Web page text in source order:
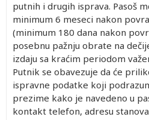
putnih i drugih isprava. Pasoš
minimum 6 meseci nakon
(minimum 180 dana nakon
posebnu pažnju obrate na
izdaju sa kraćim periodom
Putnik se obavezuje da će
ispravne podatke koji
prezime kako je navedeno u
kontakt telefon, adresu